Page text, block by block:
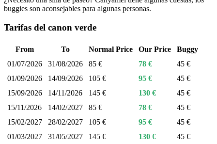
buggies son aconsejables para algunas personas.
Tarifas del canon verde
From To Normal Price Our Price
Buggy
01/07/2026
31/08/2026 85 € 78 €
45 €
01/09/2026
14/09/2026 105 € 95 €
45 €
15/09/2026
14/11/2026 145 € 130 €
45 €
15/11/2026
14/02/2027 85 € 78 €
45 €
15/02/2027
28/02/2027 105 € 95 €
45 €
01/03/2027
31/05/2027 145 € 130 €
45 €